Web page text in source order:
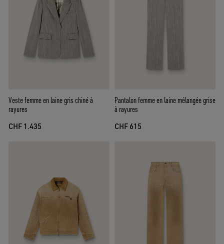
Veste femme en laine gris chiné à
rayures
CHF 1.435
Pantalon femme en laine mélangée grise
à rayures
CHF 615